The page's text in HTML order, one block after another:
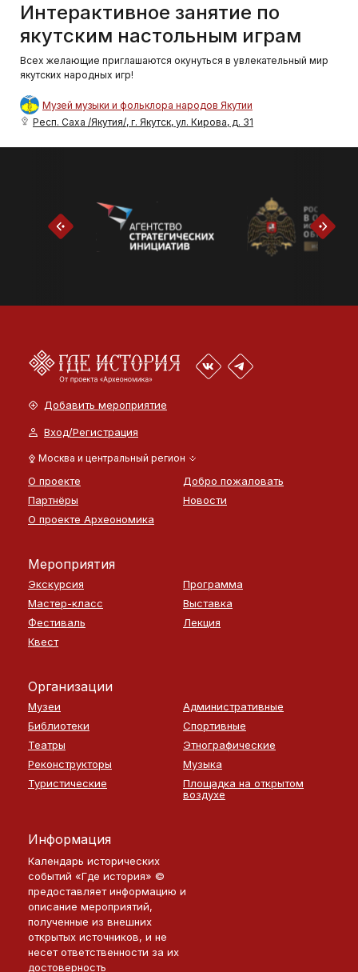
Интерактивное занятие по
якутским настольным играм
Всех желающие приглашаются окунуться в увлекательный мир
якутских народных игр!
Музей музыки и фольклора народов Якутии
Респ. Саха /Якутия/, г. Якутск, ул. Кирова, д. 31
Добавить мероприятие
Вход/Регистрация
Москва и центральный регион
О проекте
Добро пожаловать
Партнёры
Новости
О проекте Археономика
Мероприятия
Экскурсия
Программа
Мастер-класс
Выставка
Фестиваль
Лекция
Квест
Организации
Музеи
Административные
Библиотеки
Спортивные
Театры
Этнографические
Реконструкторы
Музыка
Туристические
Площадка на открытом
воздухе
Информация
Календарь исторических
событий «Где история» ©
предоставляет информацию и
описание мероприятий,
полученные из внешних
открытых источников, и не
несет ответственности за их
достоверность